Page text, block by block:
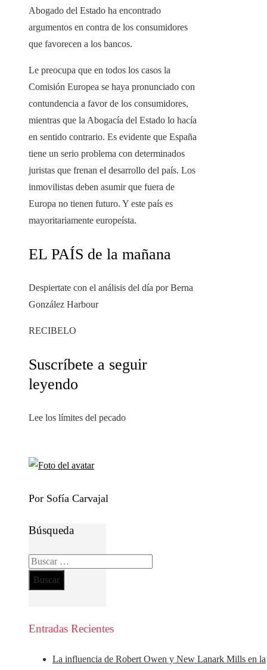
Abogado del Estado ha encontrado
argumentos en contra de los consumidores
que favorecen a los bancos.
Le preocupa que en todos los casos la
Comisión Europea se haya pronunciado con
contundencia a favor de los consumidores,
mientras que la Abogacía del Estado lo hacía
en sentido contrario. Es evidente que España
tiene un serio problema con determinados
juristas que frenan el desarrollo del país. Los
inmovilistas deben asumir que fuera de
Europa no tienen futuro. Y este país es
mayoritariamente europeísta.
EL PAÍS de la mañana
Despiertate con el análisis del día por Berna
González Harbour
RECIBELO
Suscríbete a seguir
leyendo
Lee los límites del pecado
Por Sofía Carvajal
Búsqueda
Buscar:
Entradas Recientes
La influencia de Robert Owen y New Lanark Mills en la